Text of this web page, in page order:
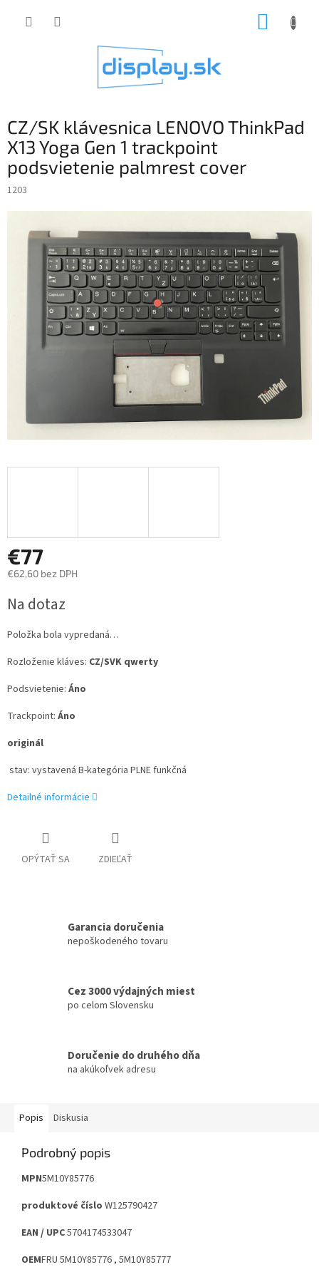
CZ/SK klávesnica LENOVO ThinkPad
X13 Yoga Gen 1 trackpoint
podsvietenie palmrest cover
1203
€77
€62,60 bez DPH
cena:
Na dotaz
Položka bola vypredaná…
Rozloženie kláves: CZ/SVK qwerty
Podsvietenie: Áno
Trackpoint: Áno
originál
stav: vystavená B-kategória PLNE funkčná
Detailné informácie
OPÝTAŤ SA ZDIEĽAŤ
Garancia doručenia
nepoškodeného tovaru
Cez 3000 výdajných miest
po celom Slovensku
Doručenie do druhého dňa
na akúkoľvek adresu
Popis Diskusia
Podrobný popis
MPN5M10Y85776
produktové číslo W125790427
EAN / UPC5704174533047
OEMFRU 5M10Y85776, 5M10Y85777